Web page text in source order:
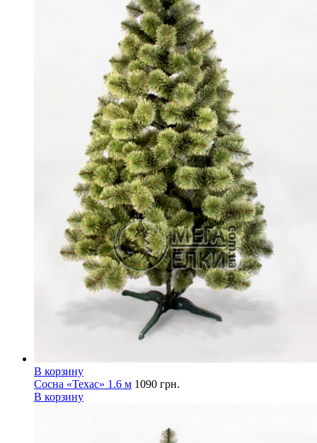
В корзину
Сосна «Техас» 1.6 м 1090 грн.
В корзину